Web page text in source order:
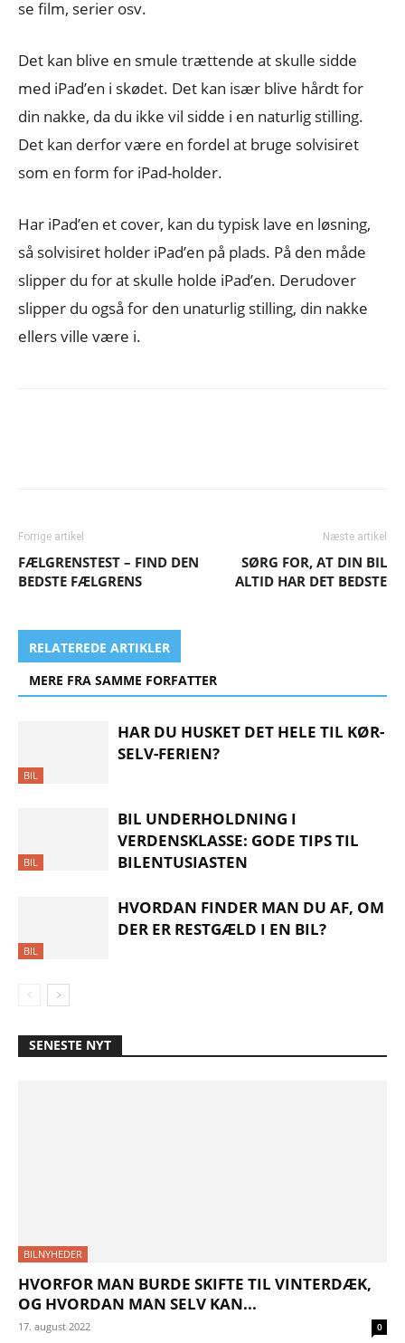
se film, serier osv.
Det kan blive en smule trættende at skulle sidde
med iPad’en i skødet. Det kan især blive hårdt for
din nakke, da du ikke vil sidde i en naturlig stilling.
Det kan derfor være en fordel at bruge solvisiret
som en form for iPad-holder.
Har iPad’en et cover, kan du typisk lave en løsning,
så solvisiret holder iPad’en på plads. På den måde
slipper du for at skulle holde iPad’en. Derudover
slipper du også for den unaturlig stilling, din nakke
ellers ville være i.
Forrige artikel
FÆLGRENSTEST – FIND DEN
BEDSTE FÆLGRENS
Næste artikel
SØRG FOR, AT DIN BIL
ALTID HAR DET BEDSTE
RELATEREDE ARTIKLER
MERE FRA SAMME FORFATTER
BIL
HAR DU HUSKET DET HELE TIL KØR-
SELV-FERIEN?
BIL
BIL UNDERHOLDNING I
VERDENSKLASSE: GODE TIPS TIL
BILENTUSIASTEN
BIL
HVORDAN FINDER MAN DU AF, OM
DER ER RESTGÆLD I EN BIL?
SENESTE NYT
BILNYHEDER
HVORFOR MAN BURDE SKIFTE TIL VINTERDÆK,
OG HVORDAN MAN SELV KAN...
17. august 2022 0